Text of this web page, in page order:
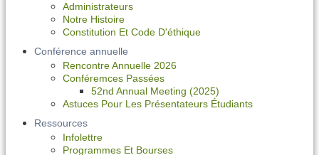
Administrateurs
Notre Histoire
Constitution Et Code D'éthique
Conférence annuelle
Rencontre Annuelle 2026
Conféremces Passées
52nd Annual Meeting (2025)
Astuces Pour Les Présentateurs Étudiants
Ressources
Infolettre
Programmes Et Bourses